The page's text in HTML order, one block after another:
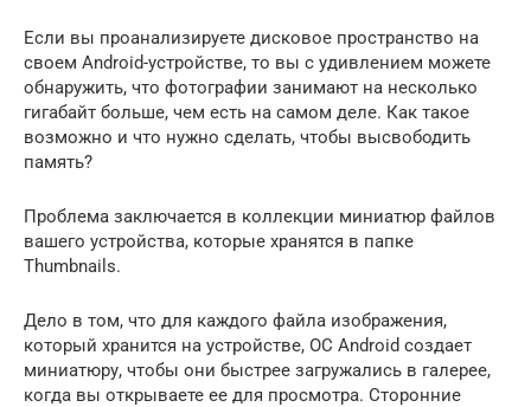
Если вы проанализируете дисковое пространство на
своем Android-устройстве, то вы с удивлением можете
обнаружить, что фотографии занимают на несколько
гигабайт больше, чем есть на самом деле. Как такое
возможно и что нужно сделать, чтобы высвободить
память?
Проблема заключается в коллекции миниатюр файлов
вашего устройства, которые хранятся в папке
Thumbnails.
Дело в том, что для каждого файла изображения,
который хранится на устройстве, ОС Android создает
миниатюру, чтобы они быстрее загружались в галерее,
когда вы открываете ее для просмотра. Сторонние